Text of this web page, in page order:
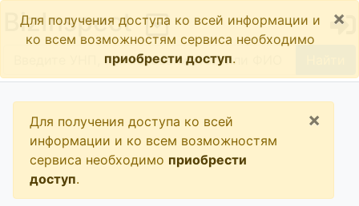
BizInspect
Для получения доступа ко всей информации и
ко всем возможностям сервиса необходимо
приобрести доступ.
×
Для получения доступа ко всей
информации и ко всем возможностям
сервиса необходимо приобрести
доступ.
×